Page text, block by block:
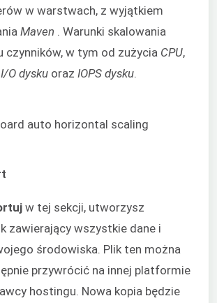
w warstwach, z wyjątkiem
Maven . Warunki skalowania
czynników, w tym od zużycia CPU,
I/O dysku oraz IOPS dysku.
w tej sekcji, utworzysz
zawierający wszystkie dane i
środowiska. Plik ten można
przywrócić na innej platformie
hostingu. Nowa kopia będzie